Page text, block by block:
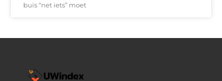
buis “net iets” moet